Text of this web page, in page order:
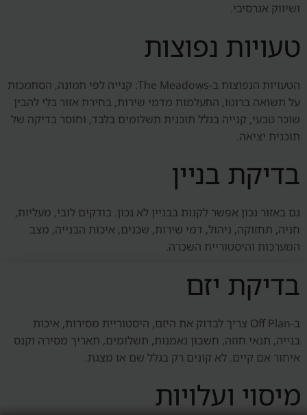
ושיווק אגרסיבי.
טעויות נפוצות
הטעויות הנפוצות ב-The Meadows: קנייה לפי תמונה, הסתמכות
על תשואה ברוטו, התעלמות מדמי שירות, בחירת אזור בלי להבין
שוכר טבעי, קנייה בגלל תוכנית תשלומים בלבד, וחוסר בדיקה של
תוכנית יציאה.
בדיקת בניין
גם באזור נכון אפשר לקנות בבניין לא נכון. בודקים לובי, מעליות,
חניה, תחזוקה, ניהול, דמי שירות, שכנים, איכות הבנייה, מצב
המערכות והיסטוריית השכרה.
בדיקת יזם
ב-Off Plan צריך לבדוק את היזם, היסטוריית מסירות, איכות
בנייה, תנאי חוזה, חשבון נאמנות, תשלומים, תאריך מסירה וקנס
איחור אם קיים. לא קונים רק בגלל שם או מצגת.
מיסוי ועלויות